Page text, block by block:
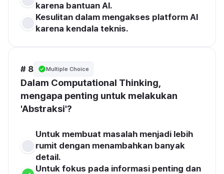
karena bantuan Al.
Kesulitan dalam mengakses platform Al
karena kendala teknis.
# 8 Multiple Choice
Dalam Computational Thinking,
mengapa penting untuk melakukan
'Abstraksi'?
Untuk membuat masalah menjadi lebih
rumit dengan menambahkan banyak
detail.
Untuk fokus pada informasi penting dan